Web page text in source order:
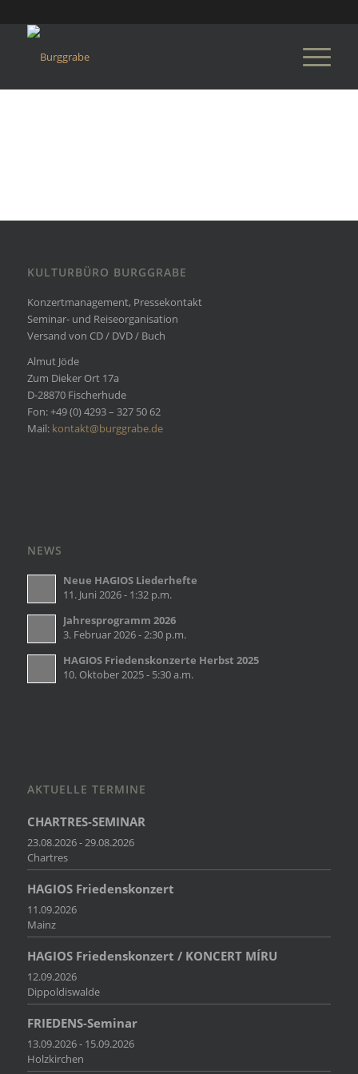
KULTURBÜRO BURGGRABE
Konzertmanagement, Pressekontakt
Seminar- und Reiseorganisation
Versand von CD / DVD / Buch
Almut Jöde
Zum Dieker Ort 17a
D-28870 Fischerhude
Fon: +49 (0) 4293 – 327 50 62
Mail: kontakt@burggrabe.de
NEWS
Neue HAGIOS Liederhefte
11. Juni 2026 - 1:32 p.m.
Jahresprogramm 2026
3. Februar 2026 - 2:30 p.m.
HAGIOS Friedenskonzerte Herbst 2025
10. Oktober 2025 - 5:30 a.m.
AKTUELLE TERMINE
CHARTRES-SEMINAR
23.08.2026 - 29.08.2026
Chartres
HAGIOS Friedenskonzert
11.09.2026
Mainz
HAGIOS Friedenskonzert / KONCERT MÍRU
12.09.2026
Dippoldiswalde
FRIEDENS-Seminar
13.09.2026 - 15.09.2026
Holzkirchen